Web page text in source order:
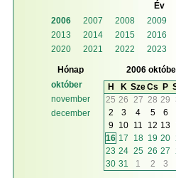
Év
2006
2007 2008 2009
2013
2014 2015 2016
2020
2021 2022 2023
Hónap
október
november
december
2006
H
K SzeCs P
25 26 27 28 29
2
3 4 5 6
9
10 11 12 13
16 17 18 19 20
23 24 25 26 27
30 31 1 2 3